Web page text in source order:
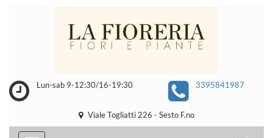
Lun-sab 9-12:30/16-19:30 3395841987
Viale Togliatti 226 - Sesto F.no